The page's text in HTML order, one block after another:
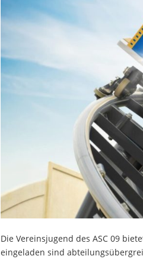
Die Vereinsjugend des ASC 09
eingeladen sind